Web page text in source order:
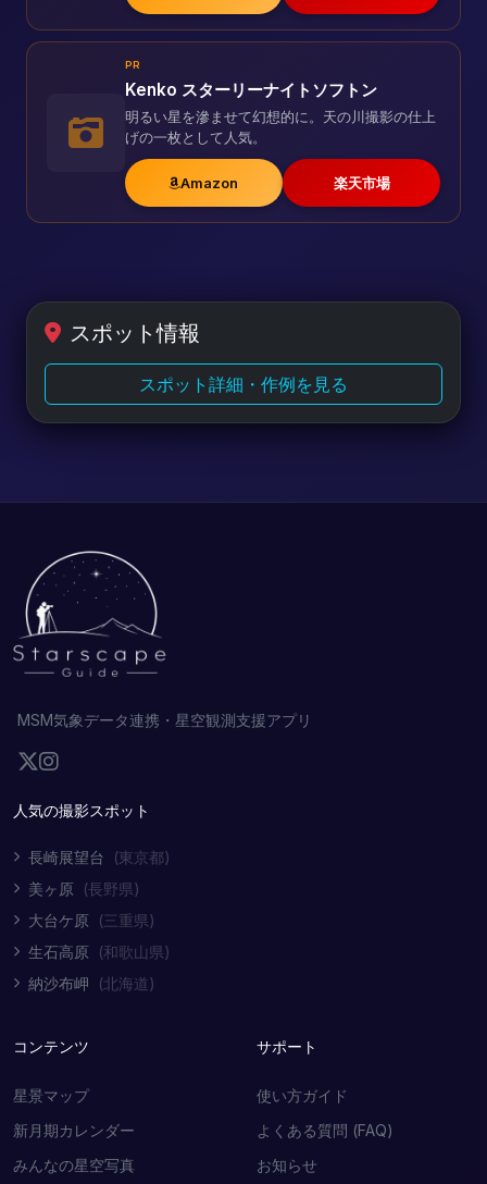
PR
Kenko スターリーナイトソフトン
明るい星を滲ませて幻想的に。天の川撮影の仕上
げの一枚として人気。
Amazon 楽天市場
スポット情報
スポット詳細・作例を見る
MSM気象データ連携・星空観測支援アプリ
人気の撮影スポット
長崎展望台
(東京都)
美ヶ原 (長野県)
大台ケ原 (三重県)
生石高原 (和歌山県)
納沙布岬
(北海道)
コンテンツ
星景マップ
新月期カレンダー
みんなの星空写真
サポート
使い方ガイド
よくある質問 (FAQ)
お知らせ